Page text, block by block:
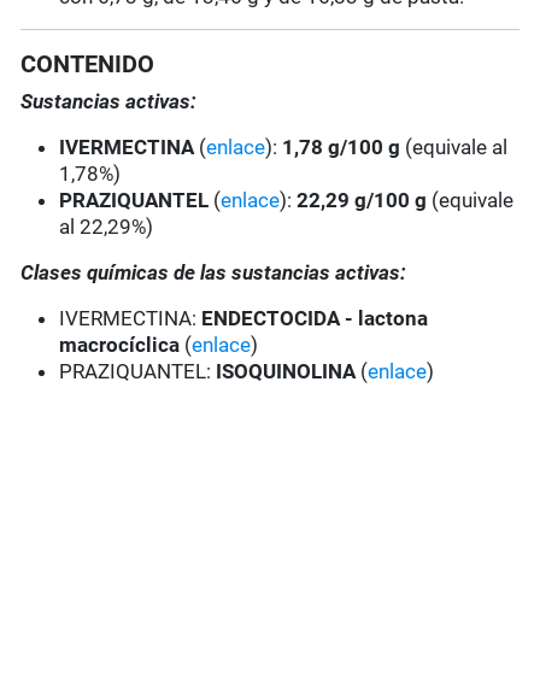
CONTENIDO
Sustancias activas:
IVERMECTINA (enlace): 1,78 g/100 g (equivale al
1,78%)
PRAZIQUANTEL (enlace):22,29 g/100 g (equivale
al 22,29%)
Clases químicas de las sustancias activas:
IVERMECTINA: ENDECTOCIDA - lactona
macrocíclica (enlace)
PRAZIQUANTEL: ISOQUINOLINA(enlace)